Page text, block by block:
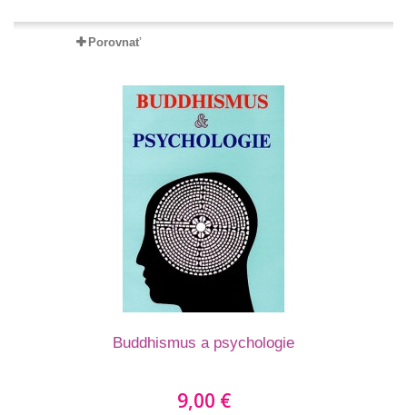
Porovnať
Buddhismus a psychologie
9,00 €